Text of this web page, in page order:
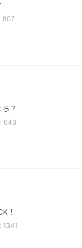
807
？
643
！
1341